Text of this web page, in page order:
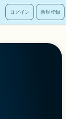
ログイン 新規登録